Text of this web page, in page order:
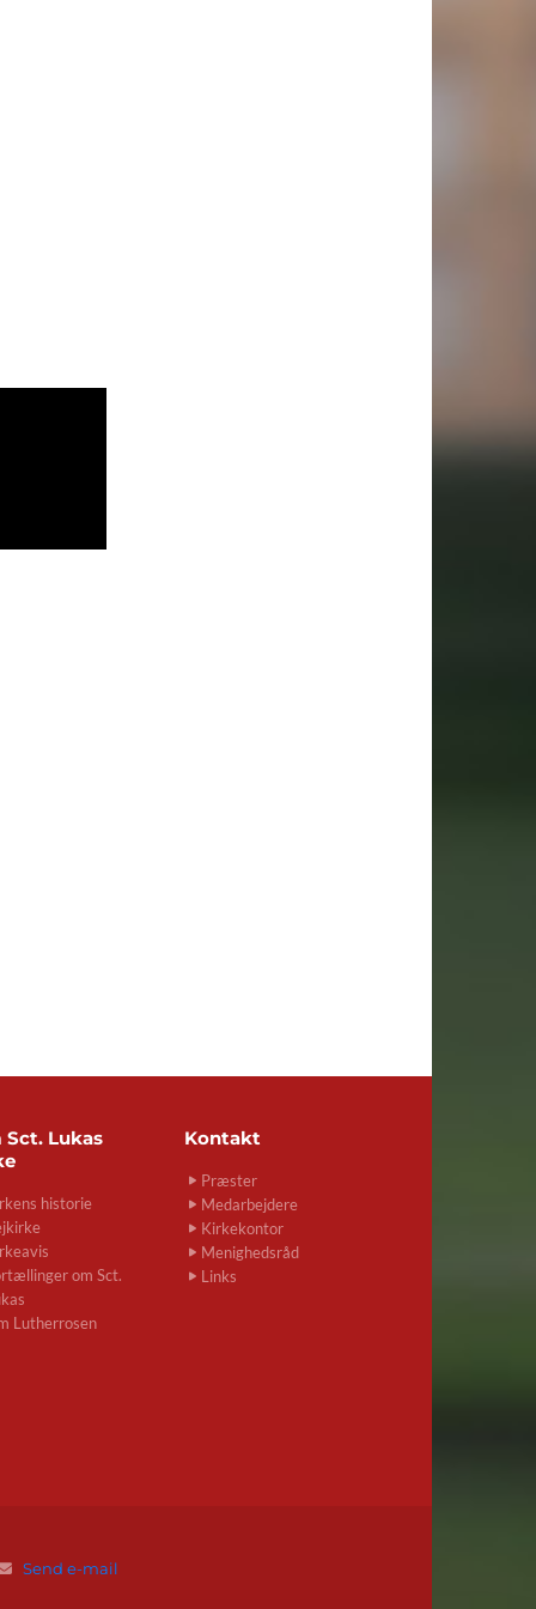
Sct. Lukas
historie
om Sct.
Lutherrosen
Kontakt
Præster
Medarbejdere
Kirkekontor
Menighedsråd
Links
Send e-mail